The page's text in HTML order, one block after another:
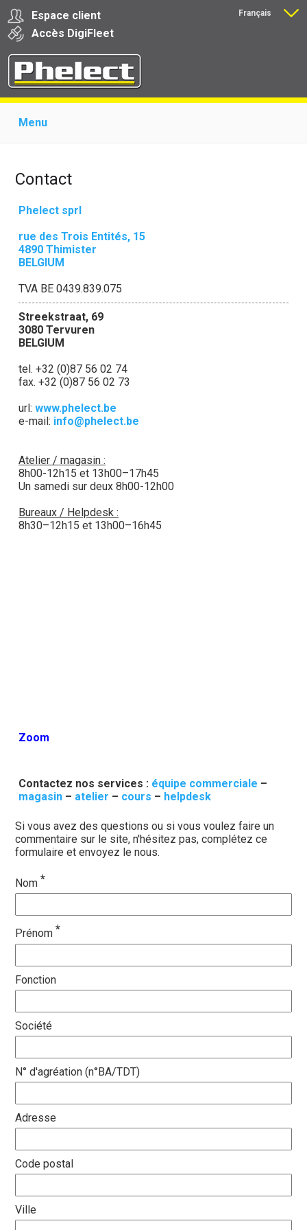
Espace client
Accès DigiFleet
Français
Menu
Produits pour transporteurs
Contact
Phelect sprl
rue des Trois Entités, 15
4890 Thimister
BELGIUM
TVA BE 0439.839.075
Streekstraat, 69
3080 Tervuren
BELGIUM
tel. +32 (0)87 56 02 74
fax. +32 (0)87 56 02 73
url: www.phelect.be
e-mail: info@phelect.be
Atelier / magasin :
8h00-12h15 et 13h00–17h45
Un samedi sur deux 8h00-12h00
Bureaux / Helpdesk :
8h30–12h15 et 13h00–16h45
Zoom
Contactez nos services : équipe commerciale –
magasin – atelier – cours – helpdesk
Si vous avez des questions ou si vous voulez faire un
commentaire sur le site, n'hésitez pas, complétez ce
formulaire et envoyez le nous.
Nom *
Prénom *
Fonction
Société
N° d'agréation (n°BA/TDT)
Adresse
Code postal
Ville